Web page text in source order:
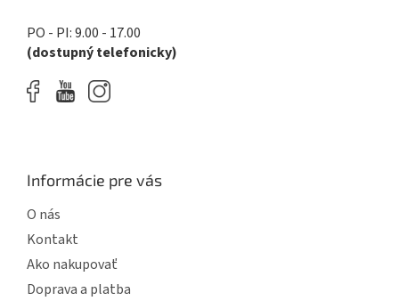
PO - PI: 9.00 - 17.00
(dostupný telefonicky)
Informácie pre vás
O nás
Kontakt
Ako nakupovať
Doprava a platba